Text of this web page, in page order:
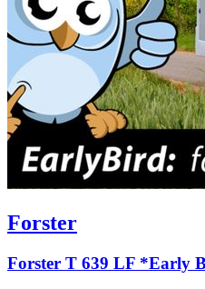
Forster
Forster T 639 LF *Early